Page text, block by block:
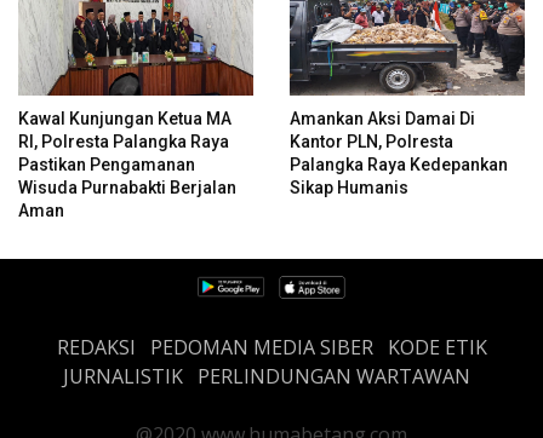
Kawal Kunjungan Ketua MA
RI, Polresta Palangka Raya
Pastikan Pengamanan
Wisuda Purnabakti Berjalan
Aman
Amankan Aksi Damai Di
Kantor PLN, Polresta
Palangka Raya Kedepankan
Sikap Humanis
REDAKSI PEDOMAN MEDIA SIBER
KODE ETIK
JURNALISTIK PERLINDUNGAN WARTAWAN